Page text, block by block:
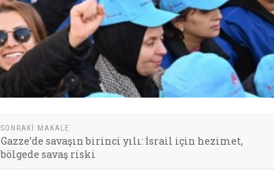
SONRAKI MAKALE
Gazze’de savaşın birinci yılı: İsrail için hezimet,
bölgede savaş riski